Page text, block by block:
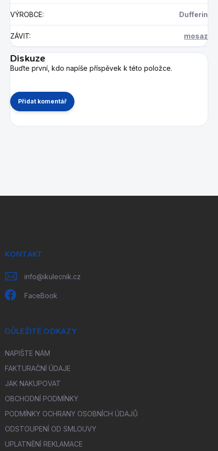
VÝROBCE: Dufferin
ZÁVIT: mosaz
Diskuze
Buďte první, kdo napíše příspěvek k této položce.
Přidat komentář
KONTAKT
info@ikulecnik.cz
FaceBook
DŮLEŽITÉ ODKAZY
NAPIŠTE NÁM
FAKTURAČNÍ ÚDAJE
JAK NAKUPOVAT
OBCHODNÍ PODMÍNKY
PODMÍNKY OCHRANY OSOBNÍCH ÚDAJŮ
ODSTOUPENÍ OD SMLOUVY
UPLATNĚNÍ REKLAMACE